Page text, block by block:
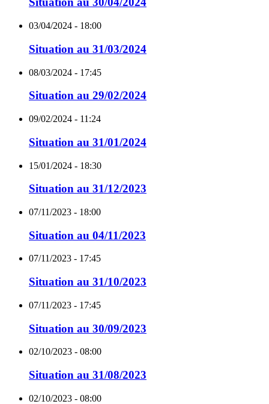
03/04/2024 - 18:00
Situation au 31/03/2024
08/03/2024 - 17:45
Situation au 29/02/2024
09/02/2024 - 11:24
Situation au 31/01/2024
15/01/2024 - 18:30
Situation au 31/12/2023
07/11/2023 - 18:00
Situation au 04/11/2023
07/11/2023 - 17:45
Situation au 31/10/2023
07/11/2023 - 17:45
Situation au 30/09/2023
02/10/2023 - 08:00
Situation au 31/08/2023
02/10/2023 - 08:00